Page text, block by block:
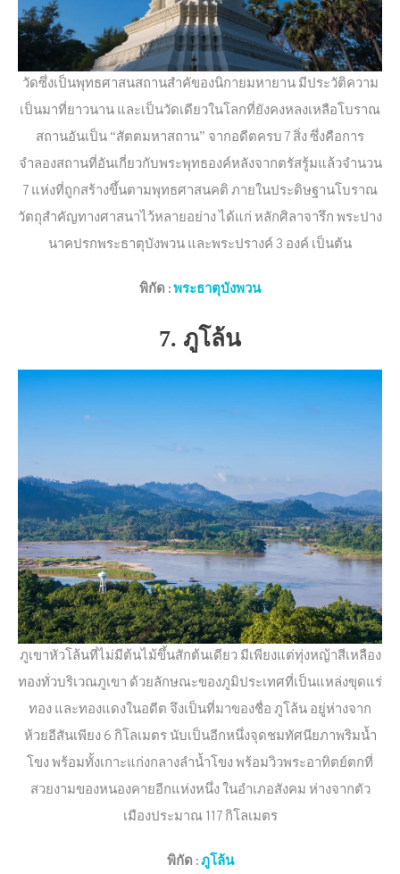
วัดซึ่งเป็นพุทธศาสนสถานสำคัของนิกายมหายาน มีประวัติความ
เป็นมาที่ยาวนาน และเป็นวัดเดียวในโลกที่ยังคงหลงเหลือโบราณ
สถานอันเป็น “สัตตมหาสถาน” จากอดีตครบ 7 สิ่ง ซึ่งคือการ
จำลองสถานที่อันเกี่ยวกับพระพุทธองค์หลังจากตรัสรู้มแล้วจำนวน
7 แห่งที่ถูกสร้างขึ้นตามพุทธศาสนคติ ภายในประดิษฐานโบราณ
วัตถุสำคัญทางศาสนาไว้หลายอย่าง ได้แก่ หลักศิลาจารึก พระปาง
นาคปรกพระธาตุบังพวน และพระปรางค์ 3 องค์ เป็นต้น
พิกัด :พระธาตุบังพวน
7. ภูโล้น
ภูเขาหัวโล้นที่ไม่มีต้นไม้ขึ้นสักต้นเดียว มีเพียงแต่ทุ่งหญ้าสีเหลือง
ทองทั่วบริเวณภูเขา ด้วยลักษณะของภูมิประเทศที่เป็นแหล่งขุดแร่
ทอง และทองแดงในอดีต จึงเป็นที่มาของชื่อ ภูโล้น อยู่ห่างจาก
ห้วยอีสันเพียง 6 กิโลเมตร นับเป็นอีกหนึ่งจุดชมทัศนียภาพริมน้ำ
โขง พร้อมทั้งเกาะแก่งกลางลำน้ำโขง พร้อมวิวพระอาทิตย์ตกที่
สวยงามของหนองคายอีกแห่งหนึ่ง ในอำเภอสังคม ห่างจากตัว
เมืองประมาณ 117 กิโลเมตร
พิกัด :ภูโล้น